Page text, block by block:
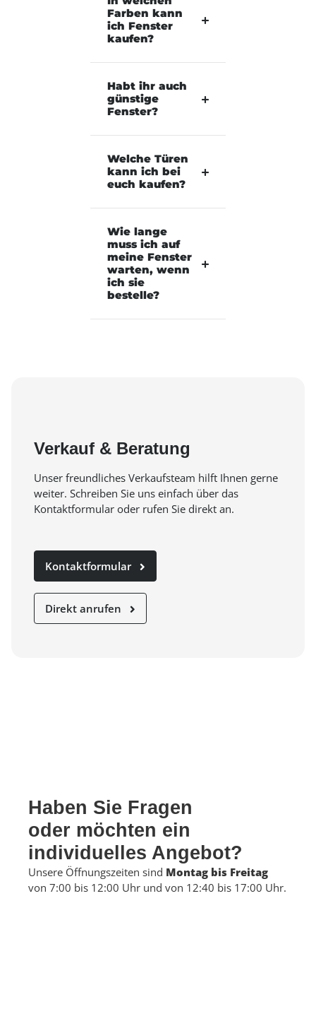
Farben kann
ich Fenster
kaufen?
Habt ihr auch
günstige
Fenster?
Welche Türen
kann ich bei
euch kaufen?
Wie lange
muss ich auf
meine Fenster
warten, wenn
ich sie
bestelle?
Verkauf & Beratung
Unser freundliches Verkaufsteam hilft Ihnen gerne
weiter. Schreiben Sie uns einfach über das
Kontaktformular oder rufen Sie direkt an.
Kontaktformular
Direkt anrufen
Haben Sie Fragen
oder möchten ein
individuelles Angebot?
Unsere Öffnungszeiten sind Montag bis Freitag
von 7:00 bis 12:00 Uhr und von 12:40 bis 17:00 Uhr.